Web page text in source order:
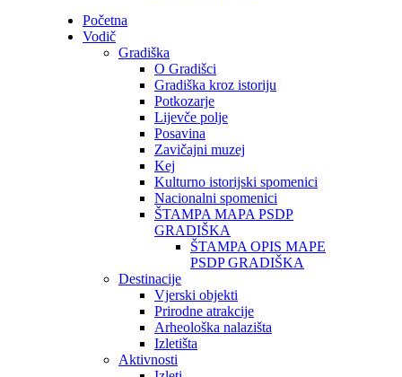
Početna
Vodič
Gradiška
O Gradišci
Gradiška kroz istoriju
Potkozarje
Lijevče polje
Posavina
Zavičajni muzej
Kej
Kulturno istorijski spomenici
Nacionalni spomenici
ŠTAMPA MAPA PSDP
GRADIŠKA
ŠTAMPA OPIS MAPE
PSDP GRADIŠKA
Destinacije
Vjerski objekti
Prirodne atrakcije
Arheološka nalazišta
Izletišta
Aktivnosti